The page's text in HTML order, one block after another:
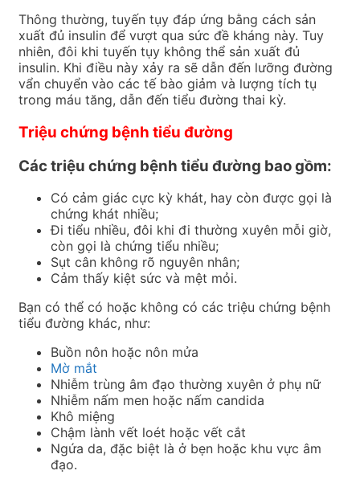
Thông thường, tuyến tụy đáp ứng bằng cách sản
xuất đủ insulin để vượt qua sức đề kháng này. Tuy
nhiên, đôi khi tuyến tụy không thể sản xuất đủ
insulin. Khi điều này xảy ra sẽ dẫn đến lưỡng đường
vẩn chuyển vào các tế bào giảm và lượng tích tụ
trong máu tăng, dẫn đến tiểu đường thai kỳ.
Triệu chứng bệnh tiểu đường
Các triệu chứng bệnh tiểu đường bao gồm:
Có cảm giác cực kỳ khát, hay còn được gọi là
chứng khát nhiều;
Đi tiểu nhiều, đôi khi đi thường xuyên mỗi giờ,
còn gọi là chứng tiểu nhiều;
Sụt cân không rõ nguyên nhân;
Cảm thấy kiệt sức và mệt mỏi.
Bạn có thể có hoặc không có các triệu chứng bệnh
tiểu đường khác, như:
Buồn nôn hoặc nôn mửa
Mờ mắt
Nhiễm trùng âm đạo thường xuyên ở phụ nữ
Nhiễm nấm men hoặc nấm candida
Khô miệng
Chậm lành vết loét hoặc vết cắt
Ngứa da, đặc biệt là ở bẹn hoặc khu vực âm
đạo.